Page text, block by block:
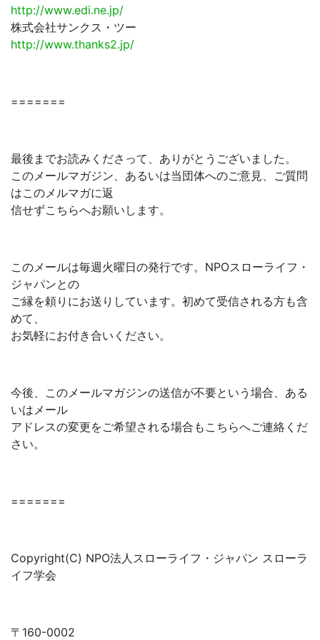
http://www.edi.ne.jp/
株式会社サンクス・ツー
http://www.thanks2.jp/
=======
最後までお読みくださって、ありがとうございました。
このメールマガジン、あるいは当団体へのご意見、ご質問
はこのメルマガに返
信せずこちらへお願いします。
このメールは毎週火曜日の発行です。NPOスローライフ・
ジャパンとの
ご縁を頼りにお送りしています。初めて受信される方も含
めて、
お気軽にお付き合いください。
今後、このメールマガジンの送信が不要という場合、ある
いはメール
アドレスの変更をご希望される場合もこちらへご連絡くだ
さい。
=======
Copyright(C) NPO法人スローライフ・ジャパン スローラ
イフ学会
〒160-0002